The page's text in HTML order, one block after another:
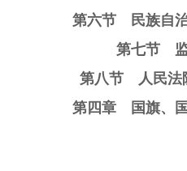
第六节 民族自
第七节
第八节 人民法
第四章 国旗、